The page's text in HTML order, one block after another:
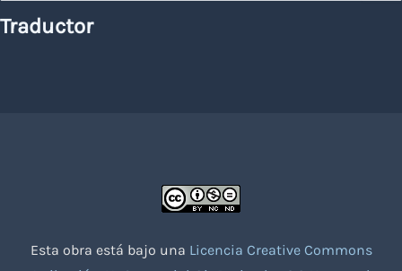
Traductor
Esta obra está bajo una Licencia Creative Commons